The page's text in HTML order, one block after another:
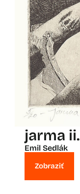
jarma ii.
Emil Sedlák
Zobraziť